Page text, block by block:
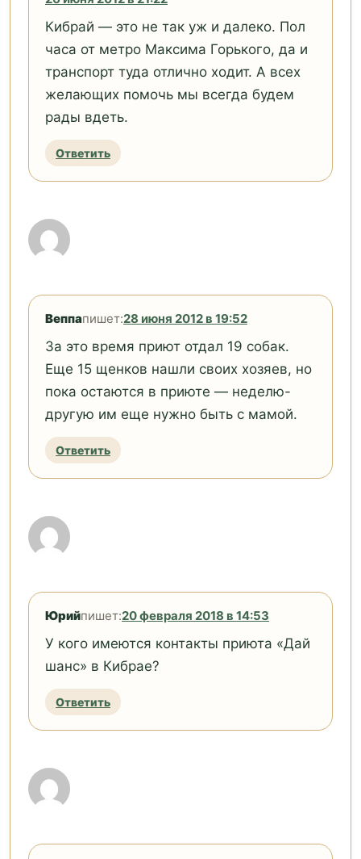
Кибрай — это не так уж и далеко. Пол
часа от метро Максима Горького, да и
транспорт туда отлично ходит. А всех
желающих помочь мы всегда будем
рады вдеть.
Ответить
Веппапишет:28 июня 2012 в 19:52
За это время приют отдал 19 собак.
Еще 15 щенков нашли своих хозяев, но
пока остаются в приюте — неделю-
другую им еще нужно быть с мамой.
Ответить
Юрийпишет:20 февраля 2018 в 14:53
У кого имеются контакты приюта «Дай
шанс» в Кибрае?
Ответить